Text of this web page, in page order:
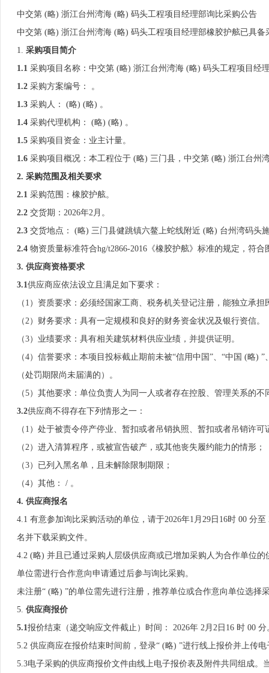
中交第 (略) 浙江台州湾海 (略) 码头工程项目经理部询比采购公告
中交第 (略) 浙江台州湾海 (略) 码头工程项目经理部橡胶护舷已具
1. 采购项目简介
1.1 采购项目名称：中交第 (略) 浙江台州湾海 (略) 码头工程项目经
1.2 采购方案编号： 。
1.3 采购人： (略) (略) 。
1.4 采购代理机构： (略) (略) 。
1.5 采购项目资金：业主计量。
1.6 采购项目概况：本工程位于 (略) 三门县，中交第 (略) 浙江台州
2. 采购范围及相关要求
2.1 采购范围：橡胶护舷。
2.2 交货期：2026年2月。
2.3 交货地点： (略) 三门县健跳镇六鳌上蛇线附近 (略) 台州湾码头
2.4 物资质量标准符合hg/t2866-2016《橡胶护舷》标准的规定，符
3. 供应商资格要求
3.1供应商应依法设立且满足如下要求：
（1）资质要求：必须经国家工商、税务机关登记注册，能独立承
（2）财务要求：具有一定规模和良好的财务资金状况及银行资信。
（3）业绩要求：具有相关建筑材料供应业绩，并提供证明。
（4）信誉要求：本项目投标截止期前未被“信用中国”、“中国 (略
（处罚期限尚未届满的）。
（5）其他要求：单位负责人为同一人或者存在控股、管理关系的
3.2供应商不得存在下列情形之一：
（1）处于被责令停产停业、暂扣或者吊销执照、暂扣或者吊销许
（2）进入清算程序，或被宣告破产，或其他丧失履约能力的情形；
（3）已列入黑名单，且未解除限制期限；
（4）其他： / 。
4. 供应商报名
4.1 有意参加询比采购活动的单位，请于2026年1月29日16时 00 分
名并下载采购文件。
4.2 (略) 并且已通过采购人层级供应商或已增加采购人为合作单位
单位需进行合作意向申请通过后参与询比采购。
未注册“ (略) ”的单位需先进行注册，推荐单位或合作意向单位选择
5. 供应商报价
5.1报价结束（递交响应文件截止）时间： 2026年 2月2日16 时 00 分
5.2 供应商应在报价结束时间前，登录“ (略) ”进行线上报价并上传
5.3电子采购的供应商报价文件由线上电子报价表及附件共同组成